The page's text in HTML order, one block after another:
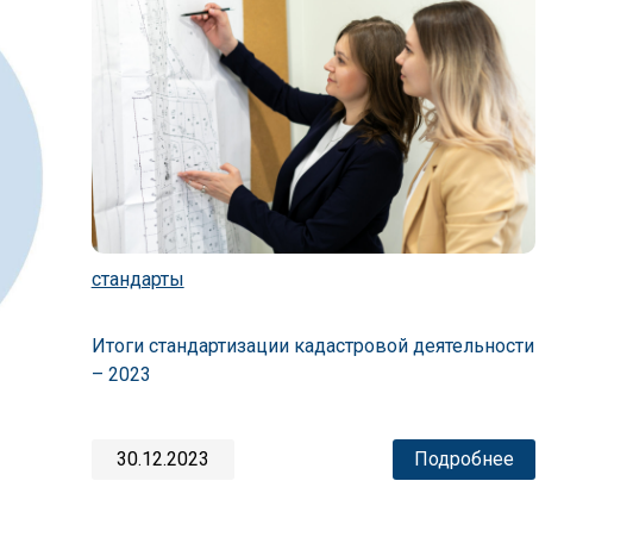
стандарты
Итоги стандартизации кадастровой деятельности
– 2023
30.12.2023 Подробнее